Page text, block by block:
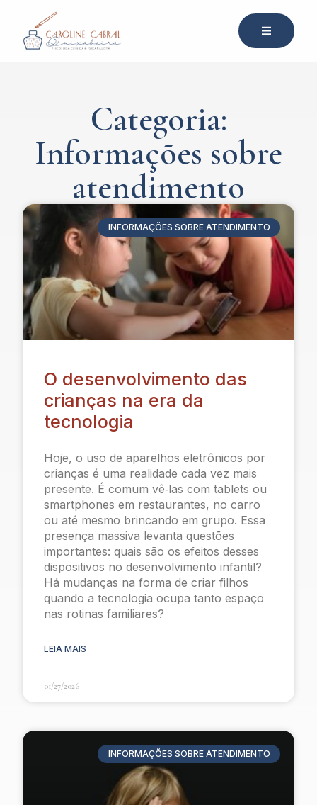
Categoria:
Informações sobre
atendimento
INFORMAÇÕES SOBRE ATENDIMENTO
O desenvolvimento das
crianças na era da
tecnologia
Hoje, o uso de aparelhos eletrônicos por
crianças é uma realidade cada vez mais
presente. É comum vê‑las com tablets ou
smartphones em restaurantes, no carro
ou até mesmo brincando em grupo. Essa
presença massiva levanta questões
importantes: quais são os efeitos desses
dispositivos no desenvolvimento infantil?
Há mudanças na forma de criar filhos
quando a tecnologia ocupa tanto espaço
nas rotinas familiares?
LEIA MAIS
01/27/2026
INFORMAÇÕES SOBRE ATENDIMENTO